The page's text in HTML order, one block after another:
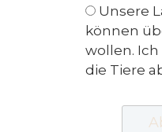
Unsere
können
wollen.
die Tiere